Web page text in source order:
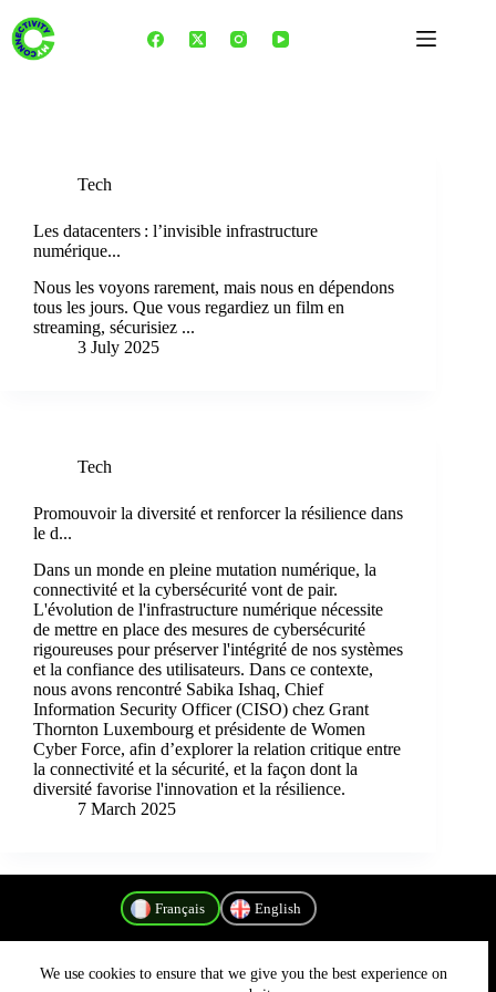
content
We use cookies to ensure that we give you the best experience on
Tech
Les datacenters : l’invisible infrastructure
numérique...
Nous les voyons rarement, mais nous en dépendons
tous les jours. Que vous regardiez un film en
streaming, sécurisiez ...
3 July 2025
Tech
Promouvoir la diversité et renforcer la résilience dans
le d...
Dans un monde en pleine mutation numérique, la
connectivité et la cybersécurité vont de pair.
L'évolution de l'infrastructure numérique nécessite
de mettre en place des mesures de cybersécurité
rigoureuses pour préserver l'intégrité de nos systèmes
et la confiance des utilisateurs. Dans ce contexte,
nous avons rencontré Sabika Ishaq, Chief
Information Security Officer (CISO) chez Grant
Thornton Luxembourg et présidente de Women
Cyber Force, afin d’explorer la relation critique entre
la connectivité et la sécurité, et la façon dont la
diversité favorise l'innovation et la résilience.
7 March 2025
Français English